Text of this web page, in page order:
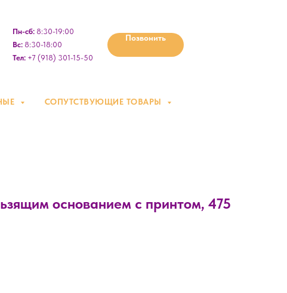
Пн-сб:8:30-19:00
Вс:8:30-18:00
Тел:+7 (918) 301-15-50
Позвонить
СОПУТСТВУЮЩИЕ ТОВАРЫ
основанием с принтом, 475